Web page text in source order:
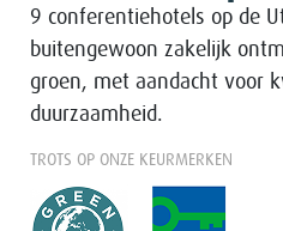
9 conferentiehotels op de
buitengewoon zakelijk
groen, met aandacht voor
duurzaamheid.
TROTS OP ONZE KEURMERKEN